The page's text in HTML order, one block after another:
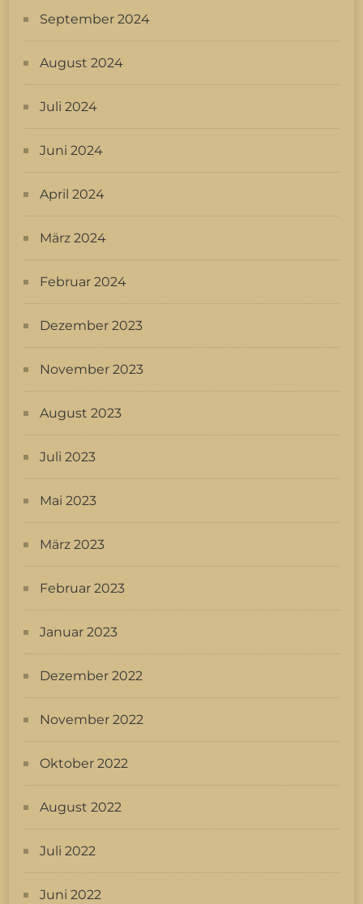
September 2024
August 2024
Juli 2024
Juni 2024
April 2024
März 2024
Februar 2024
Dezember 2023
November 2023
August 2023
Juli 2023
Mai 2023
März 2023
Februar 2023
Januar 2023
Dezember 2022
November 2022
Oktober 2022
August 2022
Juli 2022
Juni 2022